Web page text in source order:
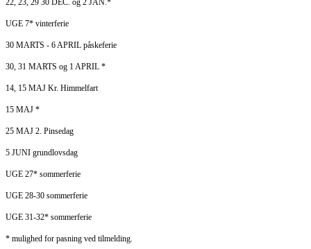
22, 23, 29 30 DEC. og 2 JAN.*
UGE 7* vinterferie
30 MARTS - 6 APRIL påskeferie
30, 31 MARTS og 1 APRIL *
14, 15 MAJ Kr. Himmelfart
15 MAJ *
25 MAJ 2. Pinsedag
5 JUNI grundlovsdag
UGE 27* sommerferie
UGE 28-30 sommerferie
UGE 31-32* sommerferie
* mulighed for pasning ved tilmelding.